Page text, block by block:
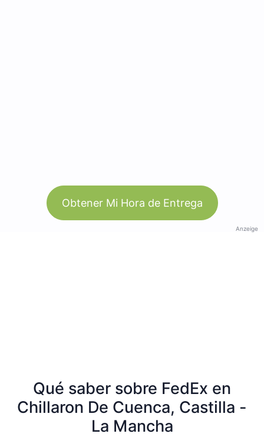
Obtener Mi Hora de Entrega
Anzeige
Qué saber sobre FedEx en
Chillaron De Cuenca, Castilla -
La Mancha